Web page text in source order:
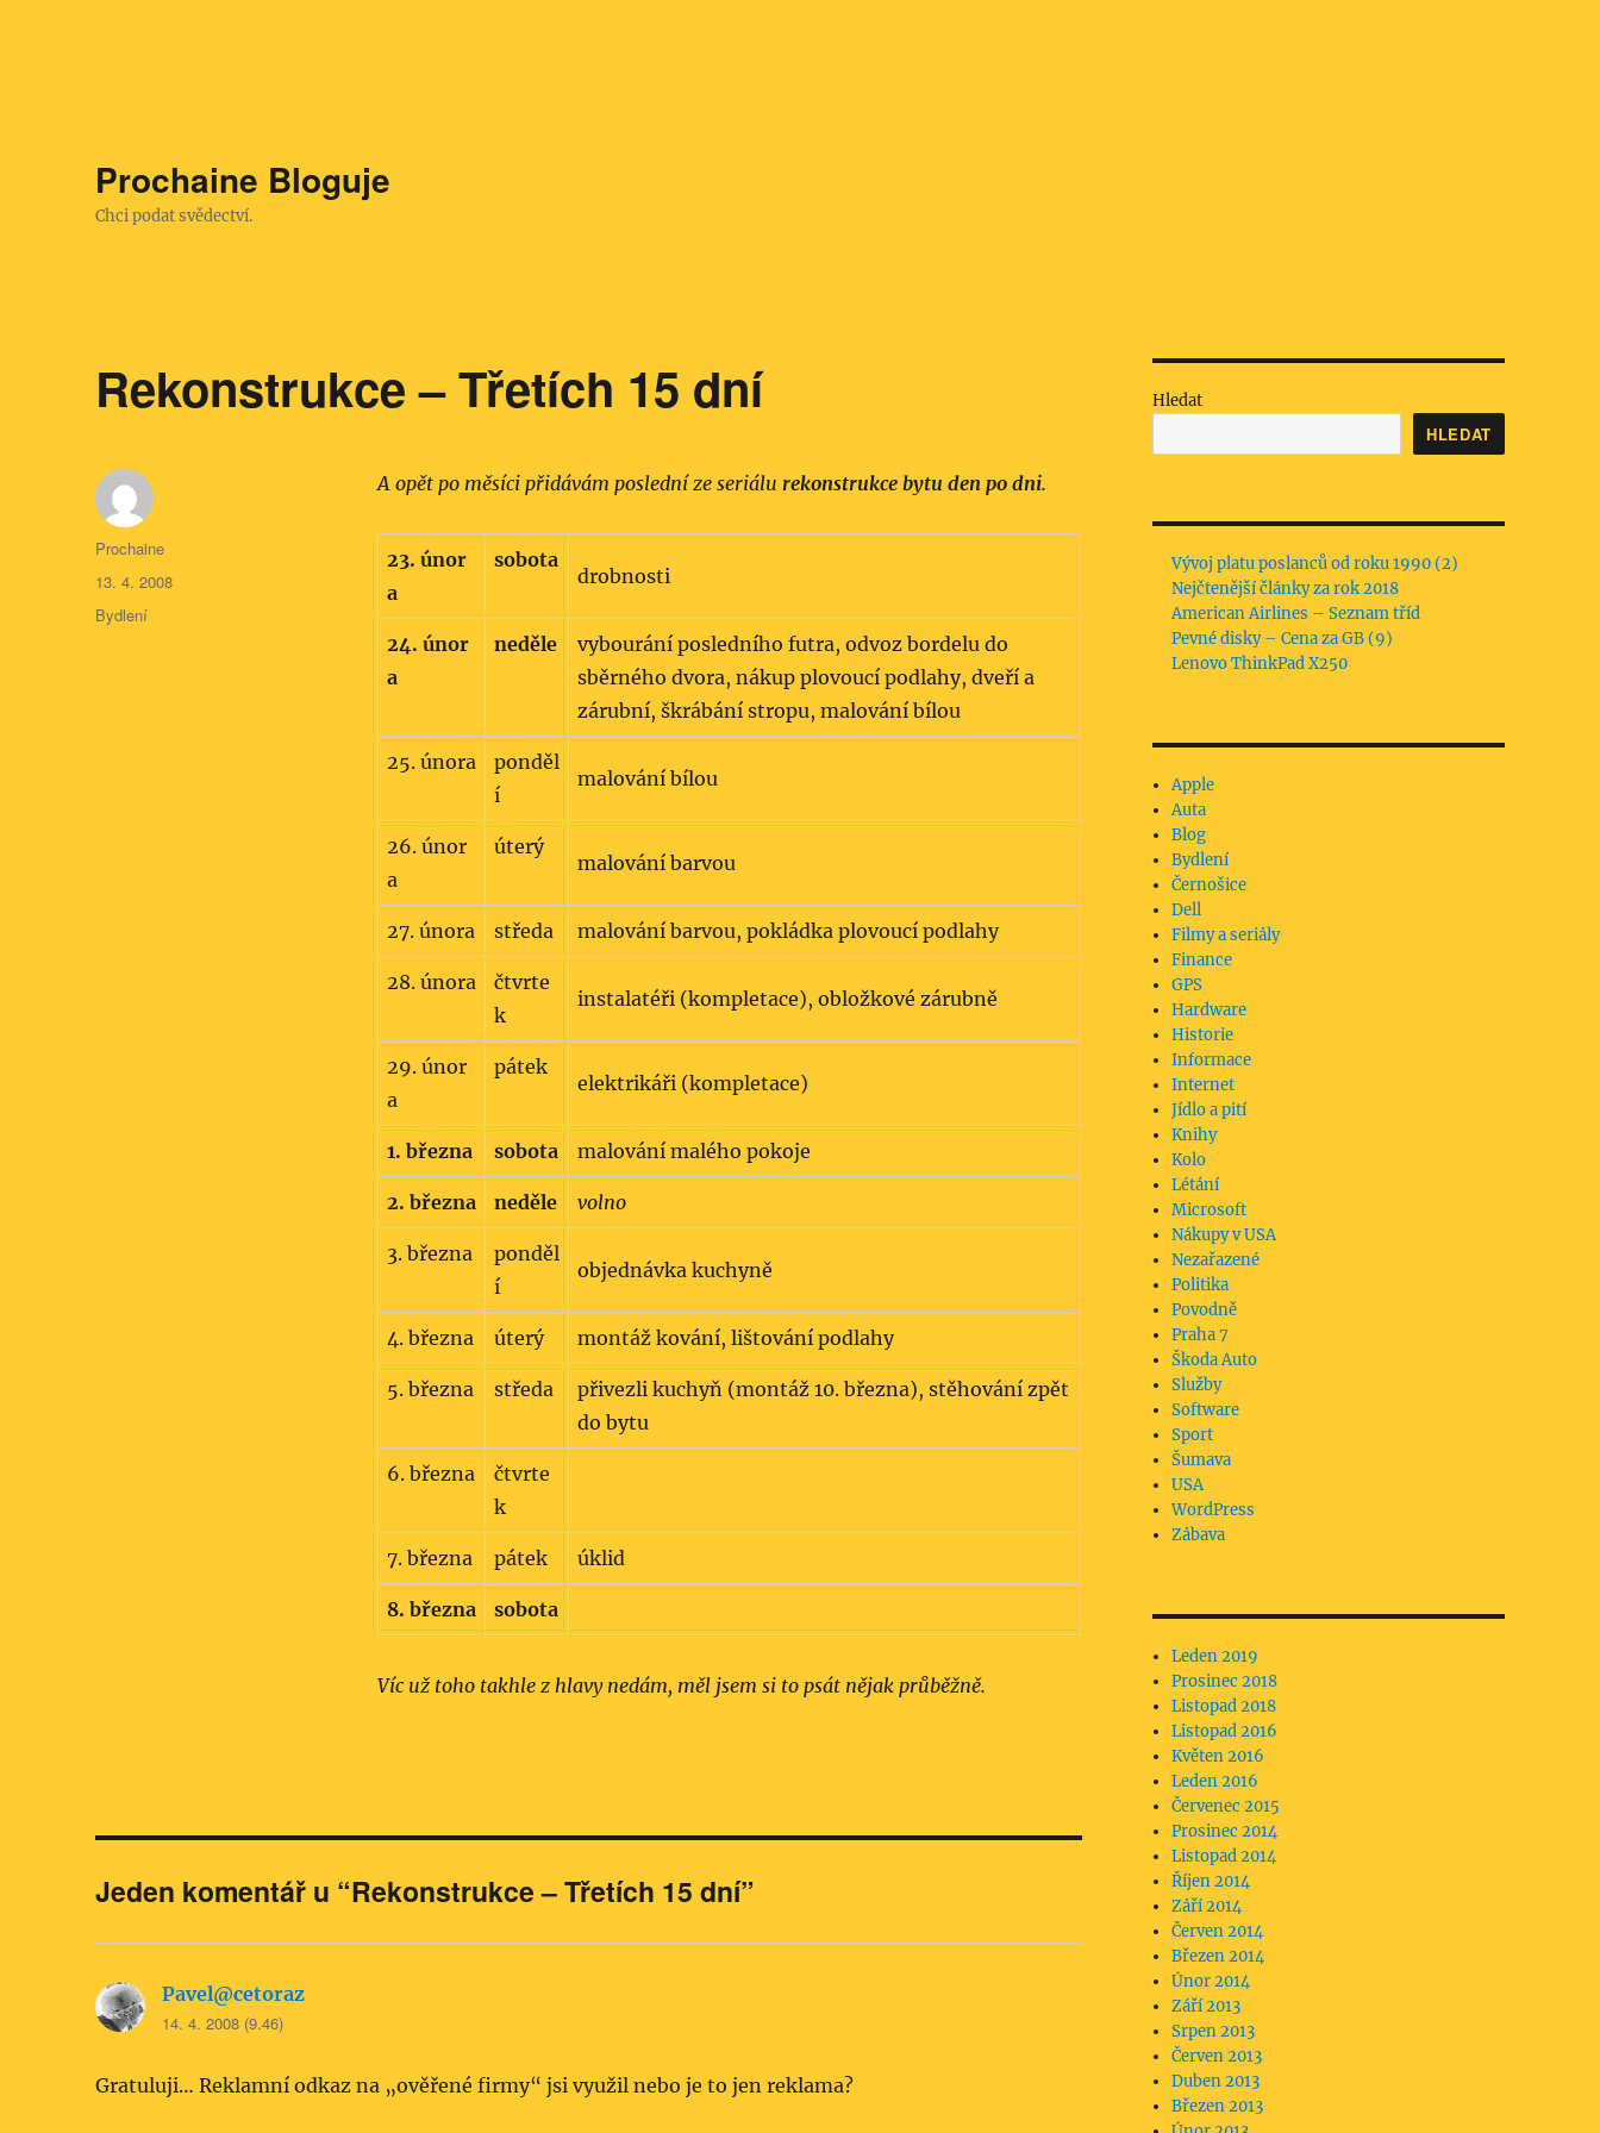
Prochaine Bloguje
Chci podat svědectví.
Rekonstrukce – Třetích 15 dní
A opět po měsíci přidávám poslední ze seriálu rekonstrukce bytu den po dni.
23. únor
a
sobota
drobnosti
24. únor
a
neděle
vybourání posledního futra, odvoz bordelu do
sběrného dvora, nákup plovoucí podlahy, dveří a
zárubní, škrábání stropu, malování bílou
25. února
ponděl
í
malování bílou
26. únor
a
úterý
malování barvou
27. února středa malování barvou, pokládka plovoucí podlahy
28. února
čtvrte
k
instalatéři (kompletace), obložkové zárubně
29. únor
a
pátek
elektrikáři (kompletace)
1. března sobota malování malého pokoje
2. března neděle volno
3. března
ponděl
í
objednávka kuchyně
4. března úterý montáž kování, lištování podlahy
5. března středa
přivezli kuchyň (montáž 10. března), stěhování zpět
do bytu
6. března
čtvrte
k
7. března pátek úklid
8. března sobota
Víc už toho takhle z hlavy nedám, měl jsem si to psát nějak průběžně.
Autor:
Prochaine
Publikováno:
13. 4. 2008
Rubriky:
Bydlení
Jeden komentář u “Rekonstrukce – Třetích 15 dní”
Pavel@cetoraz
14. 4. 2008 (9.46)
Gratuluji… Reklamní odkaz na „ověřené firmy“ jsi využil nebo je to jen reklama?
Hledat
HLEDAT
Vývoj platu poslanců od roku 1990 (2)
Nejčtenější články za rok 2018
American Airlines – Seznam tříd
Pevné disky – Cena za GB (9)
Lenovo ThinkPad X250
Apple
Auta
Blog
Bydlení
Černošice
Dell
Filmy a seriály
Finance
GPS
Hardware
Historie
Informace
Internet
Jídlo a pití
Knihy
Kolo
Létání
Microsoft
Nákupy v USA
Nezařazené
Politika
Povodně
Praha 7
Škoda Auto
Služby
Software
Sport
Šumava
USA
WordPress
Zábava
Leden 2019
Prosinec 2018
Listopad 2018
Listopad 2016
Květen 2016
Leden 2016
Červenec 2015
Prosinec 2014
Listopad 2014
Říjen 2014
Září 2014
Červen 2014
Březen 2014
Únor 2014
Září 2013
Srpen 2013
Červen 2013
Duben 2013
Březen 2013